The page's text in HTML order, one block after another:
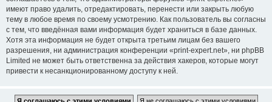
имеют право удалить, отредактировать, перенести или закрыть любую
тему в любое время по своему усмотрению. Как пользователь вы согласны
с тем, что введённая вами информация будет храниться в базе данных.
Хотя эта информация не будет открыта третьим лицам без вашего
разрешения, ни администрация конференции «print-expert.net», ни phpBB
Limited не может быть ответственна за действия хакеров, которые могут
привести к несанкционированному доступу к ней.